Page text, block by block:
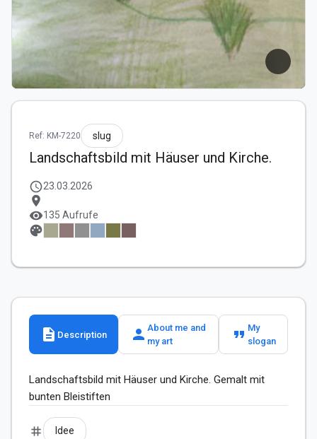
Ref: KM-7220 slug
Landschaftsbild mit Häuser und Kirche.
schedule23.03.2026
location_on
visibility135 Aufrufe
palette
description Description person About me and
my art
format_quote My
slogan
Landschaftsbild mit Häuser und Kirche. Gemalt mit
bunten Bleistiften
tag Idee